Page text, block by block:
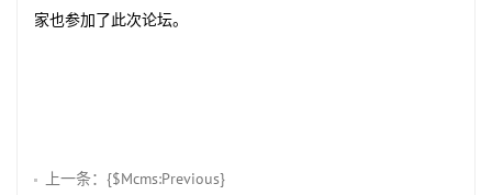
家也参加了此次论坛。
上一条：{$Mcms:Previous}